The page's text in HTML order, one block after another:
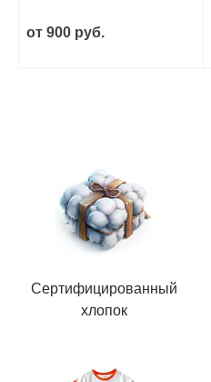
от 900 руб.
Сертифицированный
хлопок